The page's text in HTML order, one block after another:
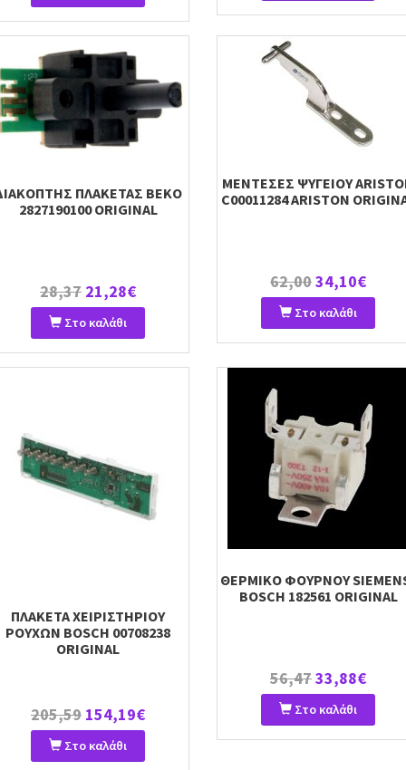
ΠΛΑΚΕΤΑΣ BEKO
2827190100 ORIGINAL
28,37 21,28€
Στο καλάθι
ΜΕΝΤΕΣΕΣ ΨΥΓΕΙΟΥ
C00011284 ARISTON
62,0034,10€
Στο καλάθι
ΠΛΑΚΕΤΑ ΧΕΙΡΙΣΤΗΡΙΟΥ
ΡΟΥΧΩΝ BOSCH 00708238
ORIGINAL
205,59 154,19€
Στο καλάθι
ΘΕΡΜΙΚΟ ΦΟΥΡΝΟΥ
BOSCH 182561 ORIGINAL
56,4733,88€
Στο καλάθι